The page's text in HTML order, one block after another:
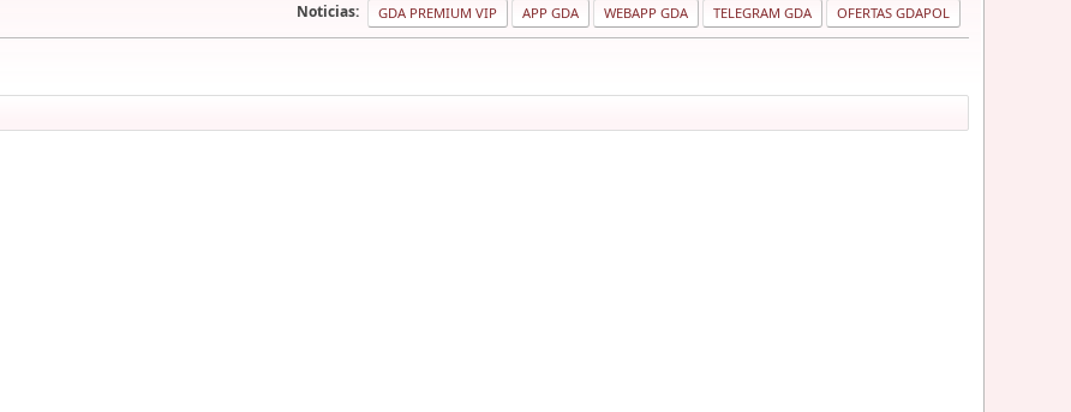
Noticias: GDA PREMIUM VIP APP GDA WEBAPP GDA TELEGRAM GDA OFERTAS GDAPOL